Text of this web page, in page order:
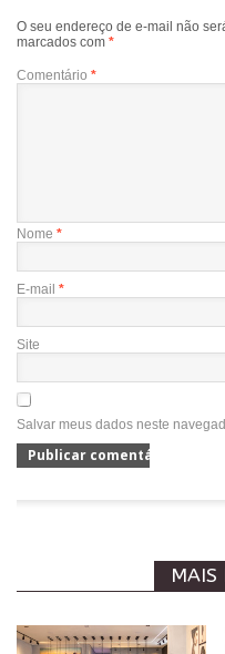
O seu endereço de e-mail não
marcados com *
Comentário *
Nome *
E-mail *
Site
Salvar meus dados neste
MAIS